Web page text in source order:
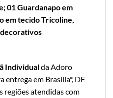
01 Guardanapo em
em tecido Tricoline,
Individualda Adoro
entrega em Brasília*, DF
regiões atendidas com